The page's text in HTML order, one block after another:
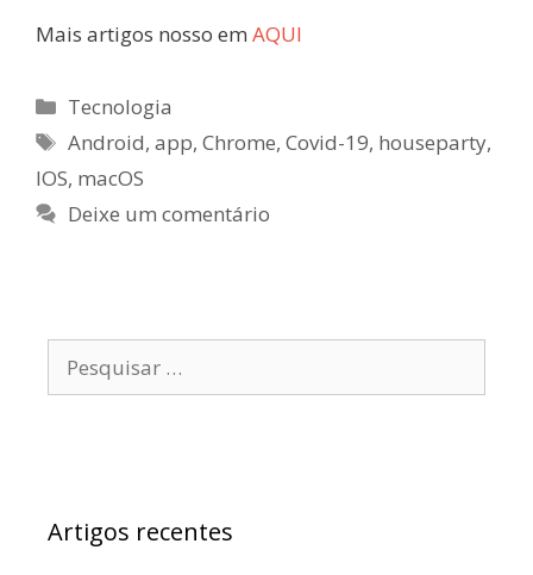
Mais artigos nosso em AQUI
Categorias
Tecnologia
Etiquetas
Android,app,Chrome,Covid-19, houseparty,
IOS, macOS
Deixe um comentário
por:
Artigos recentes